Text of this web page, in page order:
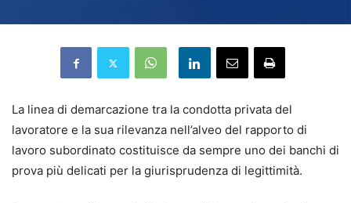
La linea di demarcazione tra la condotta privata del
lavoratore e la sua rilevanza nell’alveo del rapporto di
lavoro subordinato costituisce da sempre uno dei banchi di
prova più delicati per la giurisprudenza di legittimità.